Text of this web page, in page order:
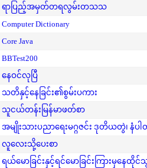
ရာပြည့်အမှတ်တရလွမ်းတသသ
Computer Dictionary
Core Java
BBTest200
နေဝင်လုပြီ
သတိနှင့်နေခြင်း၏စွမ်းပကား
သူငယ်တန်းမြန်မာဖတ်စာ
အမျိုးသားပညာရေးမဂ္ဂဇင်း ဒုတိယတွဲ၊ နံပါ
လူလေးသို့ပေးစာ
ရယ်မောခြင်းနှင့်ရင်မောခြင်းကြားမှနေ